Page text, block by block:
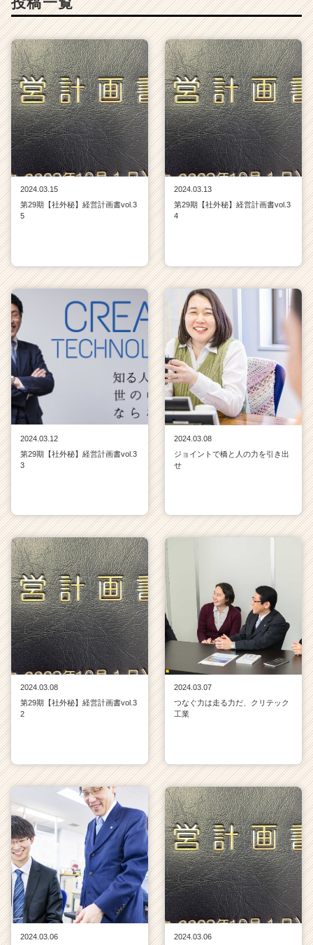
ト
届
く
就
活
サ
イ
ト
チ
ア
キ
リ
e
e
e
e
r）
2024.03.15
第29期【社外秘】経営計画書vol.3
5
2024.03.13
第29期【社外秘】経営計画書vol.3
4
2024.03.12
第29期【社外秘】経営計画書vol.3
3
2024.03.08
ジョイントで橋と人の力を引き出
せ
2024.03.08
第29期【社外秘】経営計画書vol.3
2
2024.03.07
つなぐ力は走る力だ、クリテック
工業
2024.03.06 2024.03.06